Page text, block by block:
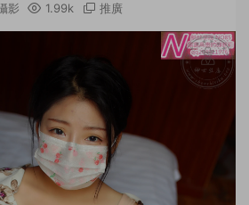
影 1.99k 推廣